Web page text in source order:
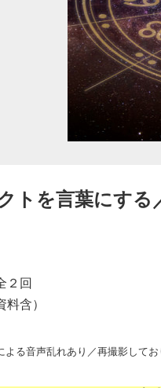
トを言葉にする
２回
含）
る音声乱れあり／再撮影してお